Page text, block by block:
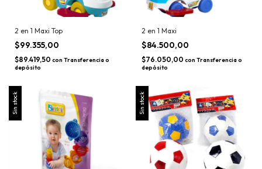
2 en 1 Maxi Top
$99.355,00
$89.419,50 con Transferencia o
depósito
2 en 1 Maxi
$84.500,00
$76.050,00 con Transferencia o
depósito
Sin stock Sin stock